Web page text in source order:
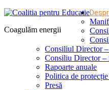
Coagulăm energii
Consiliul Director
Consiliu Director –
Rapoarte anuale
Politica de
Presă